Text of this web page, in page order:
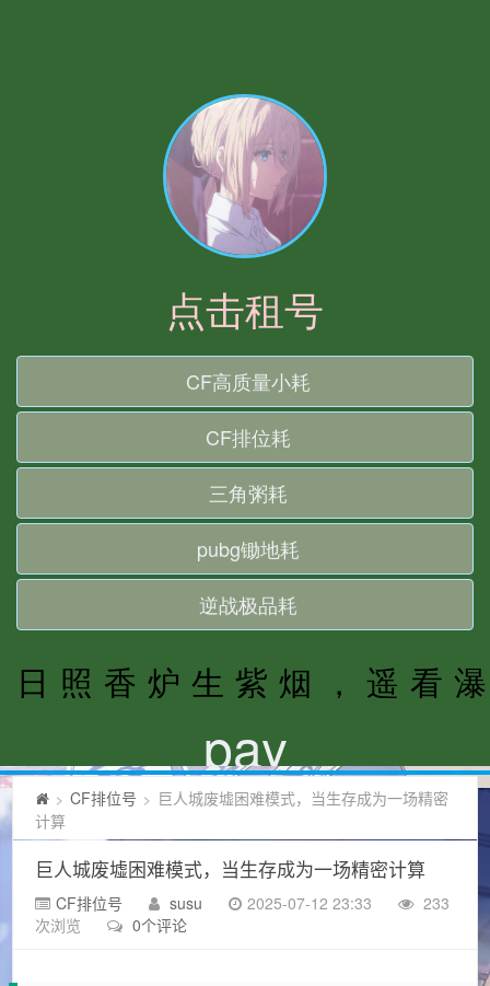
> CF排位号 > 巨人城废墟困难模式，当生存成为一场精密
计算
巨人城废墟困难模式，当生存成为一场精密计算
CF排位号 susu 2025-07-12 23:33
233
次浏览
0个评论